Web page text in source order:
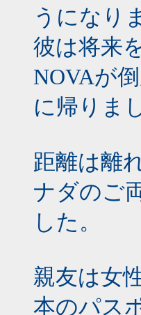
うになり
彼は将来
NOVAが
に帰りま
距離は離
ナダのご
した。
親友は女
本のパス